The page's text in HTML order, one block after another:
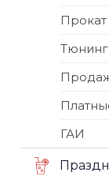
Прокат
Тюнинг
ГАИ